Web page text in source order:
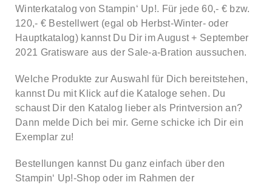
Winterkatalog von Stampin‘ Up!. Für jede 60,- € bzw.
120,- € Bestellwert (egal ob Herbst-Winter- oder
Hauptkatalog) kannst Du Dir im August + September
2021 Gratisware aus der Sale-a-Bration aussuchen.
Welche Produkte zur Auswahl für Dich bereitstehen,
kannst Du mit Klick auf die Kataloge sehen. Du
schaust Dir den Katalog lieber als Printversion an?
Dann melde Dich bei mir. Gerne schicke ich Dir ein
Exemplar zu!
Bestellungen kannst Du ganz einfach über den
Stampin‘ Up!-Shop oder im Rahmen der